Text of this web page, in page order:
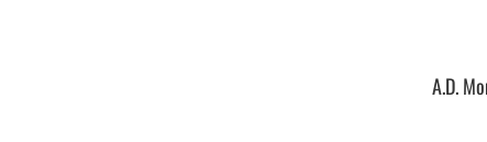
A.D.